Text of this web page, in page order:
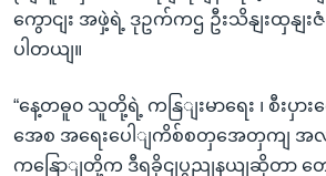
ကွောငျး အဖှဲ့ရဲ့ ဒုဥက်ကဌ ဦးသိနျးထှနျ
ပါတယျ။
“နေ့တဓူ၀ သူတို့ရဲ့ ကနြျးမာရေး ၊ စီးပှား
အေစ အရေးပေါျကိစ်စတှအေတှကျ အလု
ကနြောျတို့က ဒီရခိုငျပွညျနယျဆိုတာ တ